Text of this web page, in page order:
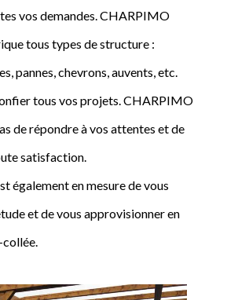
vos demandes. CHARPIMO
tous types de structure :
pannes, chevrons, auvents, etc.
tous vos projets. CHARPIMO
de répondre à vos attentes et de
satisfaction.
également en mesure de vous
et de vous approvisionner en